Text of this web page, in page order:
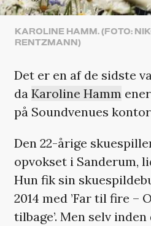
KAROLINE HAMM. (FOTO:
RENTZMANN)
Det er en af de sidste
da Karoline Hamm
på Soundvenues
Den 22-årige
opvokset i Sanderum,
Hun fik sin
2014 med ’Far til fire –
tilbage’. Men selv